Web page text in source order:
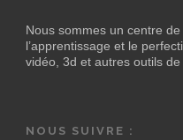
Nous sommes un centre
l’apprentissage et le
vidéo, 3d et autres outils
NOUS SUIVRE :